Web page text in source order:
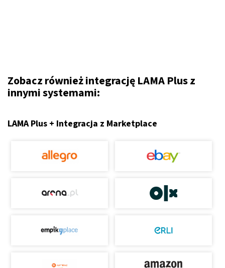
Zobacz również integrację LAMA Plus z
innymi systemami:
LAMA Plus + Integracja z Marketplace